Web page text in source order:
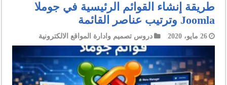
طريقة إنشاء القوائم الرئيسية في جوملا
Joomla وترتيب عناصر القائمة
26 مايو، 2020 دروس تصميم وادارة المواقع الالكترونية